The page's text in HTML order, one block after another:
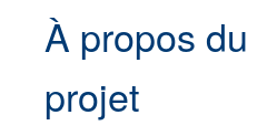
À propos du
projet